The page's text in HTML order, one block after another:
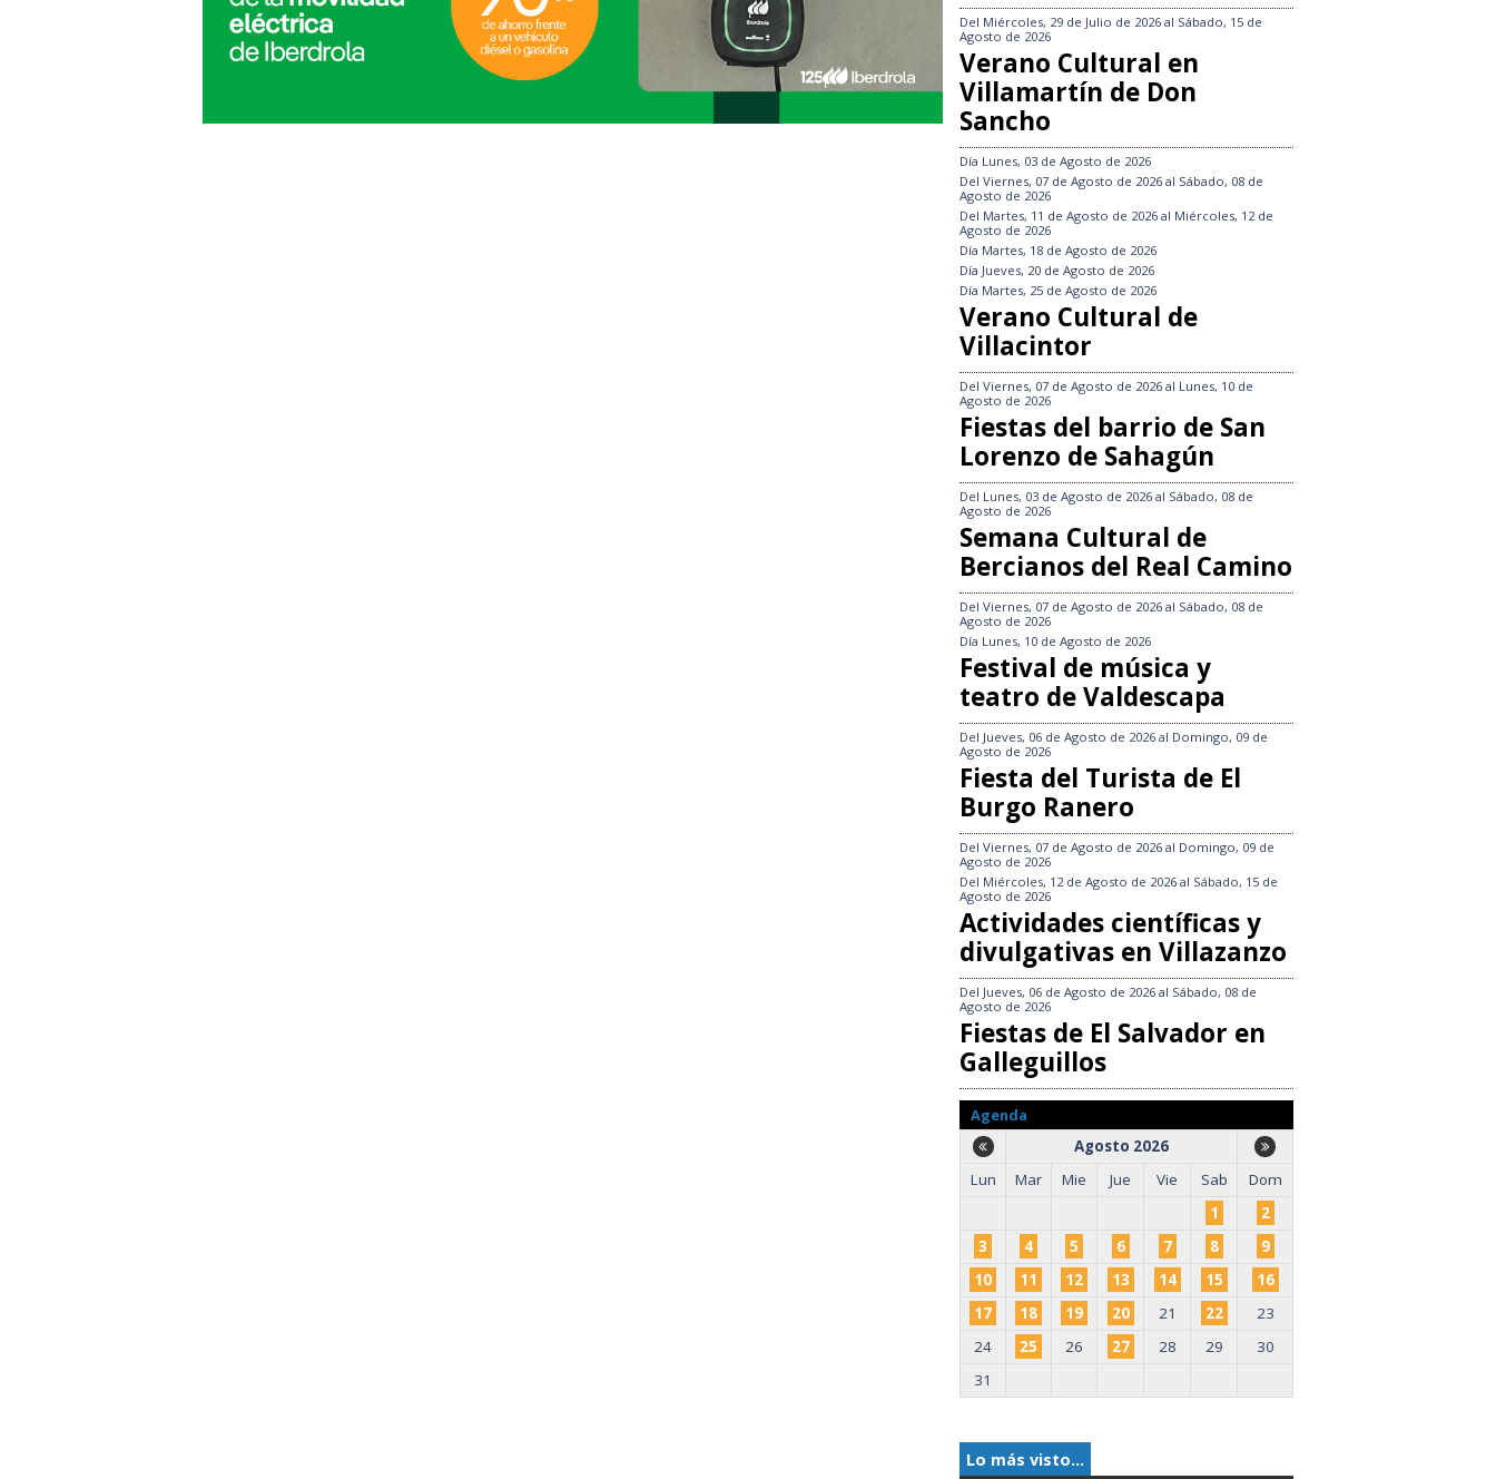
Del Miércoles, 29 de Julio de 2026 al Sábado, 15 de
Agosto de 2026
Verano Cultural en
Villamartín de Don
Sancho
Día Lunes, 03 de Agosto de 2026
Del Viernes, 07 de Agosto de 2026 al Sábado, 08 de
Agosto de 2026
Del Martes, 11 de Agosto de 2026 al Miércoles, 12 de
Agosto de 2026
Día Martes, 18 de Agosto de 2026
Día Jueves, 20 de Agosto de 2026
Día Martes, 25 de Agosto de 2026
Verano Cultural de
Villacintor
Del Viernes, 07 de Agosto de 2026 al Lunes, 10 de
Agosto de 2026
Fiestas del barrio de San
Lorenzo de Sahagún
Del Lunes, 03 de Agosto de 2026 al Sábado, 08 de
Agosto de 2026
Semana Cultural de
Bercianos del Real Camino
Del Viernes, 07 de Agosto de 2026 al Sábado, 08 de
Agosto de 2026
Día Lunes, 10 de Agosto de 2026
Festival de música y
teatro de Valdescapa
Del Jueves, 06 de Agosto de 2026 al Domingo, 09 de
Agosto de 2026
Fiesta del Turista de El
Burgo Ranero
Del Viernes, 07 de Agosto de 2026 al Domingo, 09 de
Agosto de 2026
Del Miércoles, 12 de Agosto de 2026 al Sábado, 15 de
Agosto de 2026
Actividades científicas y
divulgativas en Villazanzo
Del Jueves, 06 de Agosto de 2026 al Sábado, 08 de
Agosto de 2026
Fiestas de El Salvador en
Galleguillos
Agenda
Agosto 2026
Lun
Mar Mie Jue Vie Sab
Dom
1
2
3
4 5 6 7 8
9
10
11 12 13 14 15
16
17
18 19 20 21 22
23
24
25 26 27 28 29
30
31
Lo más visto...